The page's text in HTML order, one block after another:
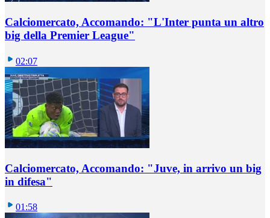
Calciomercato, Accomando: "L'Inter punta un altro
big della Premier League"
02:07
Calciomercato, Accomando: "Juve, in arrivo un big
in difesa"
01:58